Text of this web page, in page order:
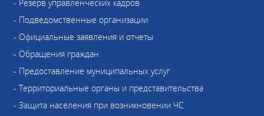
- Резерв управленческих кадров
- Подведомственные организации
- Официальные заявления и отчеты
- Обращения граждан
- Предоставление муниципальных услуг
- Территориальные органы и представительства
- Защита населения при возникновении ЧС